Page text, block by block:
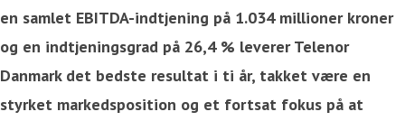
en samlet EBITDA-indtjening på 1.034 millioner kroner
og en indtjeningsgrad på 26,4 % leverer Telenor
Danmark det bedste resultat i ti år, takket være en
styrket markedsposition og et fortsat fokus på at